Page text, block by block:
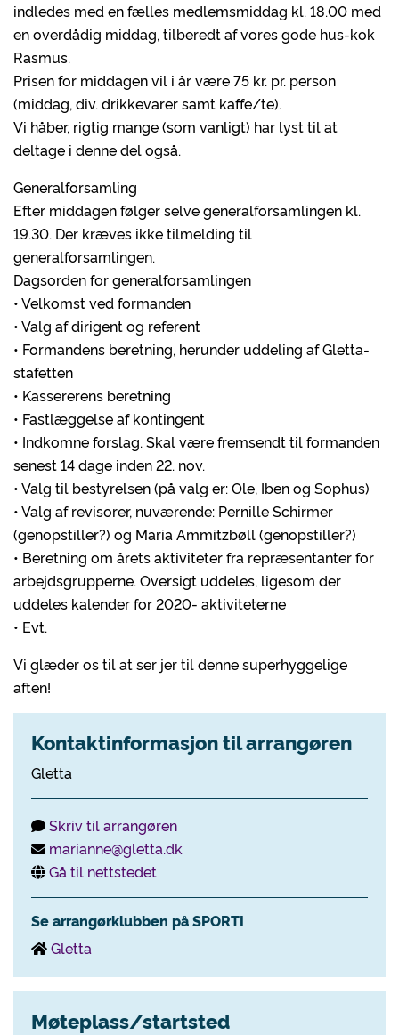
indledes med en fælles medlemsmiddag kl. 18.00 med
en overdådig middag, tilberedt af vores gode hus-kok
Rasmus.
Prisen for middagen vil i år være 75 kr. pr. person
(middag, div. drikkevarer samt kaffe/te).
Vi håber, rigtig mange (som vanligt) har lyst til at
deltage i denne del også.
Generalforsamling
Efter middagen følger selve generalforsamlingen kl.
19.30. Der kræves ikke tilmelding til
generalforsamlingen.
Dagsorden for generalforsamlingen
• Velkomst ved formanden
• Valg af dirigent og referent
• Formandens beretning, herunder uddeling af Gletta-
stafetten
• Kassererens beretning
• Fastlæggelse af kontingent
• Indkomne forslag. Skal være fremsendt til formanden
senest 14 dage inden 22. nov.
• Valg til bestyrelsen (på valg er: Ole, Iben og Sophus)
• Valg af revisorer, nuværende: Pernille Schirmer
(genopstiller?) og Maria Ammitzbøll (genopstiller?)
• Beretning om årets aktiviteter fra repræsentanter for
arbejdsgrupperne. Oversigt uddeles, ligesom der
uddeles kalender for 2020- aktiviteterne
• Evt.
Vi glæder os til at ser jer til denne superhyggelige
aften!
Kontaktinformasjon til arrangøren
Gletta
Skriv til arrangøren
marianne@gletta.dk
Gå til nettstedet
Se arrangørklubben på SPORTI
Gletta
Møteplass/startsted